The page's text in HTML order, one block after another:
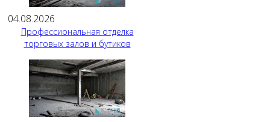
04.08.2026
Профессиональная отделка
торговых залов и бутиков